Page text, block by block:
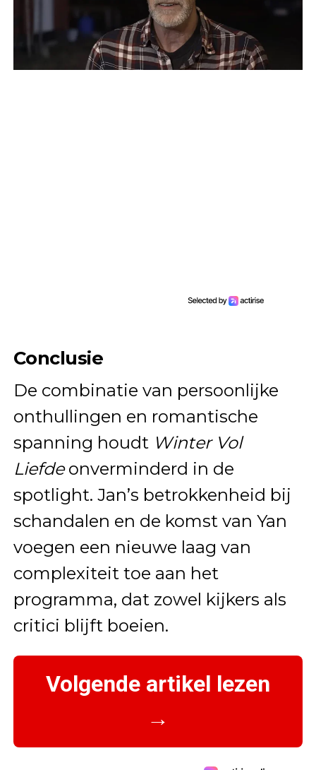
Conclusie
De combinatie van persoonlijke
onthullingen en romantische
spanning houdt Winter Vol
Liefdeonverminderd in de
spotlight. Jan’s betrokkenheid bij
schandalen en de komst van Yan
voegen een nieuwe laag van
complexiteit toe aan het
programma, dat zowel kijkers als
critici blijft boeien.
Volgende artikel lezen
→